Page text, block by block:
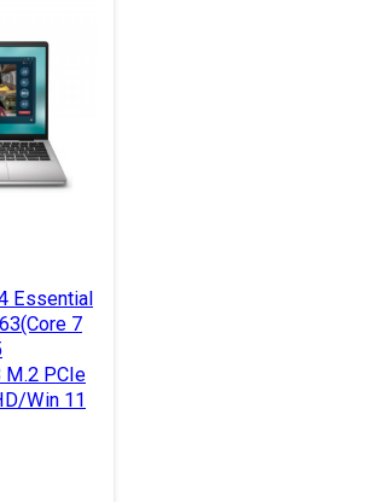
Essential
7
PCIe
Win 11